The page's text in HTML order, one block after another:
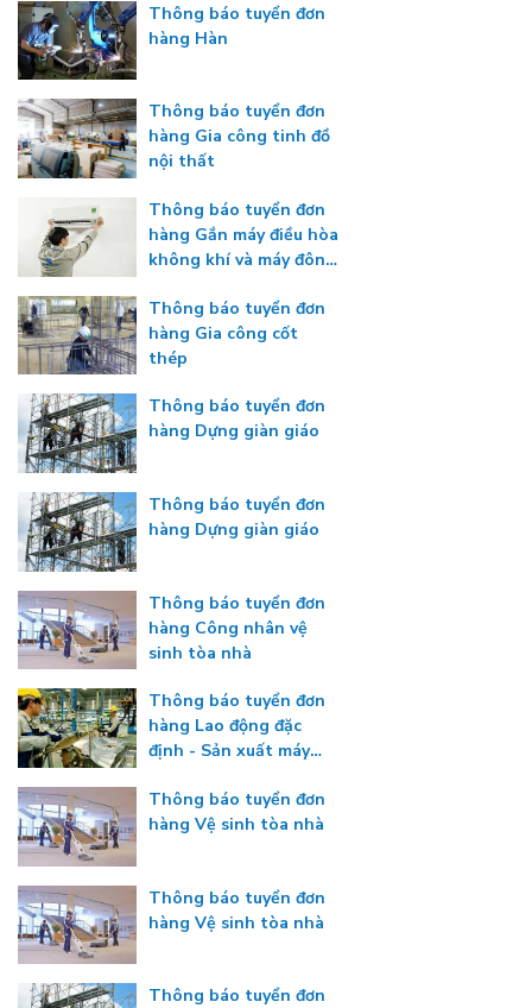
Thông báo tuyển đơn
hàng Hàn
Thông báo tuyển đơn
hàng Gia công tinh đồ
nội thất
Thông báo tuyển đơn
hàng Gắn máy điều hòa
không khí và máy đông
Thông báo tuyển đơn
hàng Gia công cốt
thép
Thông báo tuyển đơn
hàng Dựng giàn giáo
Thông báo tuyển đơn
hàng Dựng giàn giáo
Thông báo tuyển đơn
hàng Công nhân vệ
sinh tòa nhà
Thông báo tuyển đơn
hàng Lao động đặc
định - Sản xuất máy
Thông báo tuyển đơn
hàng Vệ sinh tòa nhà
Thông báo tuyển đơn
hàng Vệ sinh tòa nhà
Thông báo tuyển đơn